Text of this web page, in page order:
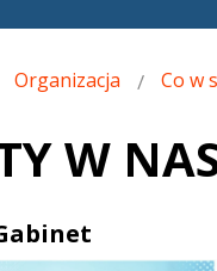
Organizacja Co w
W